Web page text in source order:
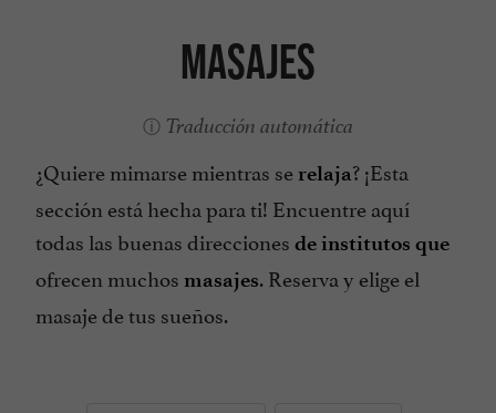
Masajes
Traducción automática
¿Quiere mimarse mientras se relaja? ¡Esta
sección está hecha para ti! Encuentre aquí
todas las buenas direcciones de institutos que
ofrecen muchos masajes. Reserva y elige el
masaje de tus sueños.